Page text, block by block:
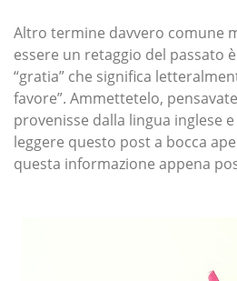
Altro termine davvero comune
essere un retaggio del passato è
“gratia” che significa
favore”. Ammettetelo,
provenisse dalla lingua inglese
leggere questo post a bocca
questa informazione appena